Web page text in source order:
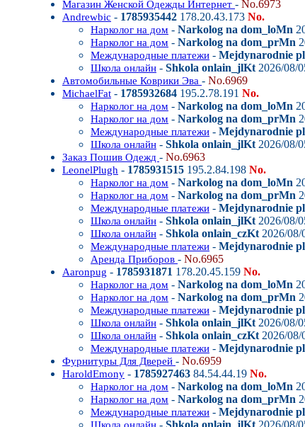
Магазин Женской Одежды Интернет - No.6973
Andrewbic - 1785935442 178.20.43.173 No.
Нарколог на дом - Narkolog na dom_loMn
Нарколог на дом - Narkolog na dom_prMn
Международные платежи - Mejdynarodnie
Школа онлайн - Shkola onlain_jlKt 2026/08/
Автомобильные Коврики Эва - No.6969
MichaelFat - 1785932684 195.2.78.191 No.
Нарколог на дом - Narkolog na dom_loMn
Нарколог на дом - Narkolog na dom_prMn
Международные платежи - Mejdynarodnie
Школа онлайн - Shkola onlain_jlKt 2026/08/
Заказ Пошив Одежд - No.6963
LeonelPlugh - 1785931515 195.2.84.198 No.
Нарколог на дом - Narkolog na dom_loMn
Нарколог на дом - Narkolog na dom_prMn
Международные платежи - Mejdynarodnie
Школа онлайн - Shkola onlain_jlKt 2026/08/
Школа онлайн - Shkola onlain_czKt 2026/08/
Международные платежи - Mejdynarodnie
Аренда Приборов - No.6965
Aaronpug - 1785931871 178.20.45.159 No.
Нарколог на дом - Narkolog na dom_loMn
Нарколог на дом - Narkolog na dom_prMn
Международные платежи - Mejdynarodnie
Школа онлайн - Shkola onlain_jlKt 2026/08/
Школа онлайн - Shkola onlain_czKt 2026/08/
Международные платежи - Mejdynarodnie
Фурнитуры Для Дверей - No.6959
HaroldEmony - 1785927463 84.54.44.19 No.
Нарколог на дом - Narkolog na dom_loMn
Нарколог на дом - Narkolog na dom_prMn
Международные платежи - Mejdynarodnie
- Shkola onlain_jlKt 2026/08/